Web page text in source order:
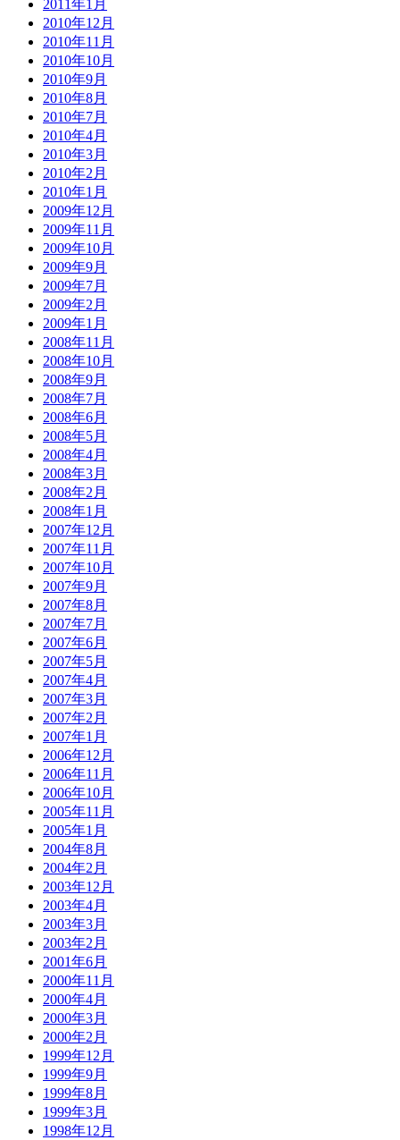
2011年1月
2010年12月
2010年11月
2010年10月
2010年9月
2010年8月
2010年7月
2010年4月
2010年3月
2010年2月
2010年1月
2009年12月
2009年11月
2009年10月
2009年9月
2009年7月
2009年2月
2009年1月
2008年11月
2008年10月
2008年9月
2008年7月
2008年6月
2008年5月
2008年4月
2008年3月
2008年2月
2008年1月
2007年12月
2007年11月
2007年10月
2007年9月
2007年8月
2007年7月
2007年6月
2007年5月
2007年4月
2007年3月
2007年2月
2007年1月
2006年12月
2006年11月
2006年10月
2005年11月
2005年1月
2004年8月
2004年2月
2003年12月
2003年4月
2003年3月
2003年2月
2001年6月
2000年11月
2000年4月
2000年3月
2000年2月
1999年12月
1999年9月
1999年8月
1999年3月
1998年12月